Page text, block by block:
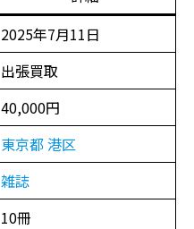
2025年7月11日
出張買取
40,000円
東京都港区
雑誌
10冊